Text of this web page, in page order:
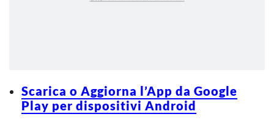
Scarica o Aggiorna l’App da Google
Play per dispositivi Android